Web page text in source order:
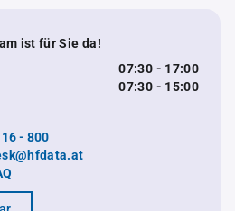
ist für Sie da!
07:30 - 17:00
07:30 - 15:00
- 800